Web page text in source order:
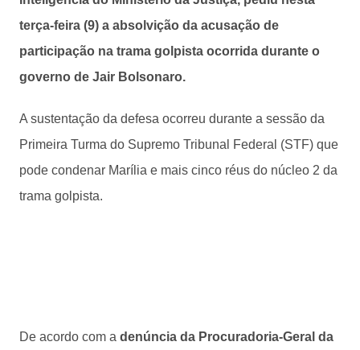
terça-feira (9) a absolvição da acusação de
participação na trama golpista ocorrida durante o
governo de Jair Bolsonaro.
A sustentação da defesa ocorreu durante a sessão da
Primeira Turma do Supremo Tribunal Federal (STF) que
pode condenar Marília e mais cinco réus do núcleo 2 da
trama golpista.
De acordo com a denúncia da Procuradoria-Geral da